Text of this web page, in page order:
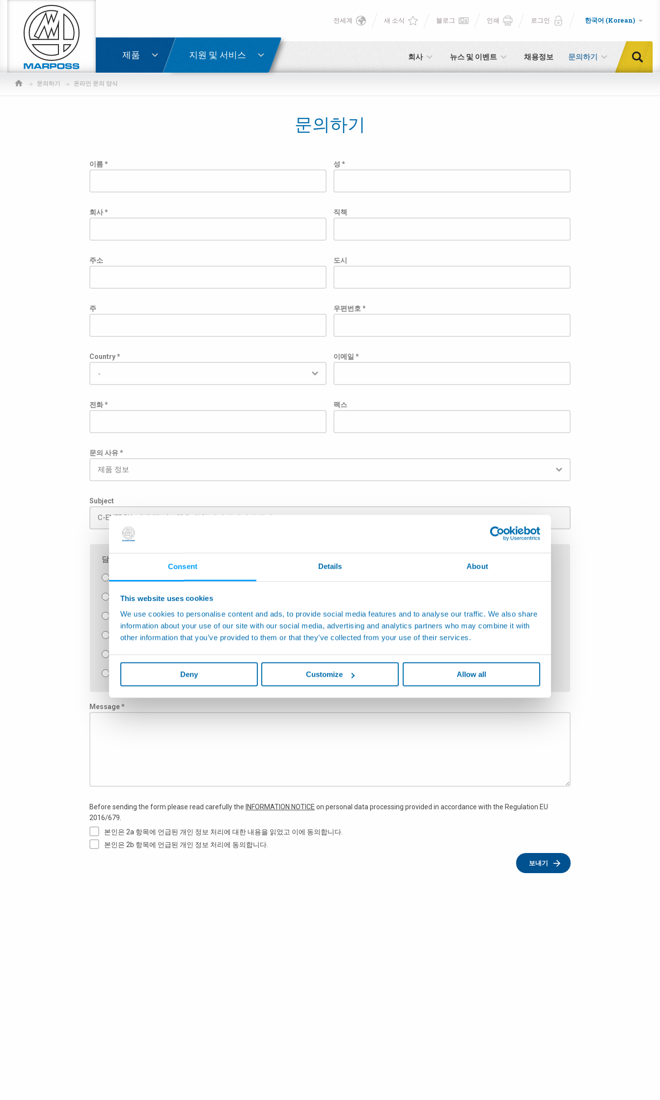
Consent Details About
This website uses cookies
We use cookies to personalise content and ads, to provide social media features and to analyse our traffic. We also share
information about your use of our site with our social media, advertising and analytics partners who may combine it with
other information that you’ve provided to them or that they’ve collected from your use of their services.
Deny Customize Allow all
제품 지원 및 서비스 회사 뉴스 및 이벤트 채용정보 문의하기
전세계 새 소식 블로그 인쇄 로그인 한국어 (Korean)
문의하기 온라인 문의 양식
문의하기
이름 * 성 *
회사 * 직책
주소 도시
주 우편번호 *
Country * 이메일 *
전화 * 팩스
문의 사유 *
Subject
담당자에게 직접 메시지가 전달될 수 있도록 아래 목록에서 응용 분야를 선택하여 주십시오.: *
공작기계 모니터링
메뉴얼 게이지류 또는 게이지 부품류 Measuring Machines and Special Applications
벤치 및 종합 측정 기계 Inspection & Test
리크테스트 및 조립장비 Automation
기타 게이지류
Message *
Before sending the form please read carefully the INFORMATION NOTICE on personal data processing provided in accordance with the Regulation EU
2016/679.
본인은 2a 항목에 언급된 개인 정보 처리에 대한 내용을 읽었고 이에 동의합니다.
본인은 2b 항목에 언급된 개인 정보 처리에 동의합니다.
보내기
English
Español
日本語 (Japanese)
中文 (Chinese)
한국어 (Korean)
아직 등록하지 않으셨다면, 지금 무료로 등록하실 수 있습니다!
여기를 클릭하십시오!